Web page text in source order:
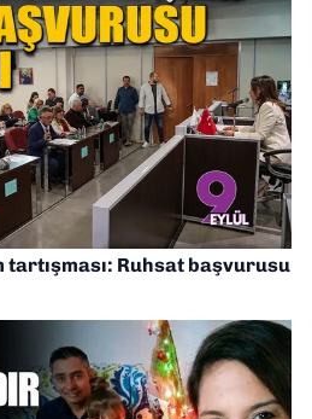
tartışması: Ruhsat başvurusu